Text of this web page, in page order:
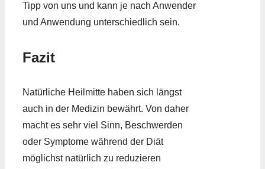
Tipp von uns und kann je nach Anwender
und Anwendung unterschiedlich sein.
Fazit
Natürliche Heilmitte haben sich längst
auch in der Medizin bewährt. Von daher
macht es sehr viel Sinn, Beschwerden
oder Symptome während der Diät
möglichst natürlich zu reduzieren